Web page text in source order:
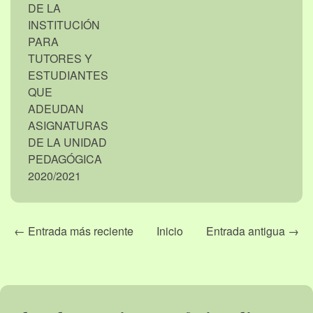
DE LA
INSTITUCIÓN
PARA
TUTORES Y
ESTUDIANTES
QUE
ADEUDAN
ASIGNATURAS
DE LA UNIDAD
PEDAGÓGICA
2020/2021
← Entrada más reciente Entrada antigua →
Inicio